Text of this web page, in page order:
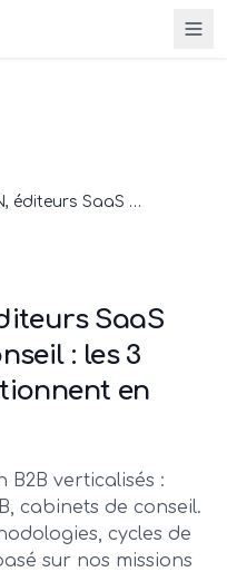
Prospection ESN, éditeurs SaaS B2B, cabinets de conseil : les 3 playbooks qui fonctionnent en 2026
SaaS
: les 3
en
verticalisés :
cabinets de conseil.
cycles de
sur nos missions